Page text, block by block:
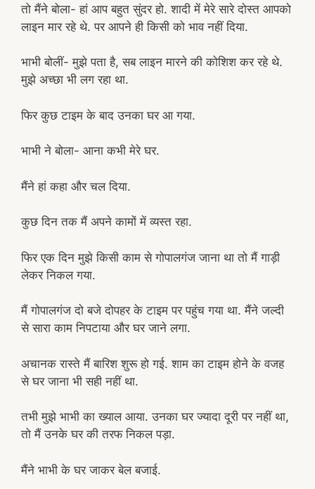
तो मैंने बोला- हां आप बहुत सुंदर हो. शादी में मेरे सारे दोस्त आपको
लाइन मार रहे थे. पर आपने ही किसी को भाव नहीं दिया.
भाभी बोलीं- मुझे पता है, सब लाइन मारने की कोशिश कर रहे थे.
मुझे अच्छा भी लग रहा था.
फिर कुछ टाइम के बाद उनका घर आ गया.
भाभी ने बोला- आना कभी मेरे घर.
मैंने हां कहा और चल दिया.
कुछ दिन तक मैं अपने कामों में व्यस्त रहा.
फिर एक दिन मुझे किसी काम से गोपालगंज जाना था तो मैं गाड़ी
लेकर निकल गया.
मैं गोपालगंज दो बजे दोपहर के टाइम पर पहुंच गया था. मैंने जल्दी
से सारा काम निपटाया और घर जाने लगा.
अचानक रास्ते मैं बारिश शुरू हो गई. शाम का टाइम होने के वजह
से घर जाना भी सही नहीं था.
तभी मुझे भाभी का ख्याल आया. उनका घर ज्यादा दूरी पर नहीं था,
तो मैं उनके घर की तरफ निकल पड़ा.
मैंने भाभी के घर जाकर बेल बजाई.